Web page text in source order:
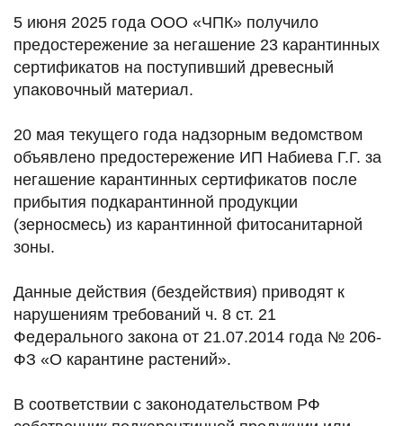
5 июня 2025 года ООО «ЧПК» получило
предостережение за негашение 23 карантинных
сертификатов на поступивший древесный
упаковочный материал.
20 мая текущего года надзорным ведомством
объявлено предостережение ИП Набиева Г.Г. за
негашение карантинных сертификатов после
прибытия подкарантинной продукции
(зерносмесь) из карантинной фитосанитарной
зоны.
Данные действия (бездействия) приводят к
нарушениям требований ч. 8 ст. 21
Федерального закона от 21.07.2014 года № 206-
ФЗ «О карантине растений».
В соответствии с законодательством РФ